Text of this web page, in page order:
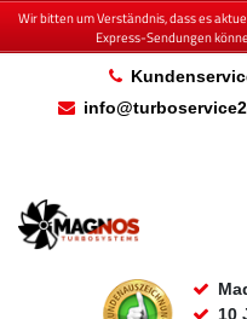
Wir bitten um Verständnis, dass es
Express-Sendungen
10